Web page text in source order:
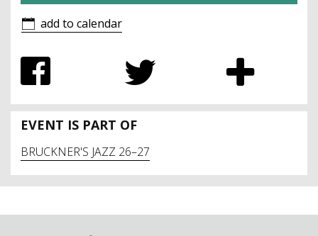
add to calendar
EVENT IS PART OF
BRUCKNER'S JAZZ 26–27